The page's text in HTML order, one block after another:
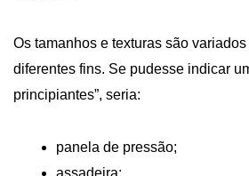
Os tamanhos e texturas são
diferentes fins. Se pudesse indicar
principiantes”, seria:
panela de pressão;
assadeira;